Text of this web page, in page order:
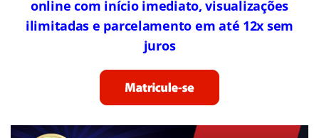
online com início imediato, visualizações
ilimitadas e parcelamento em até 12x sem
juros